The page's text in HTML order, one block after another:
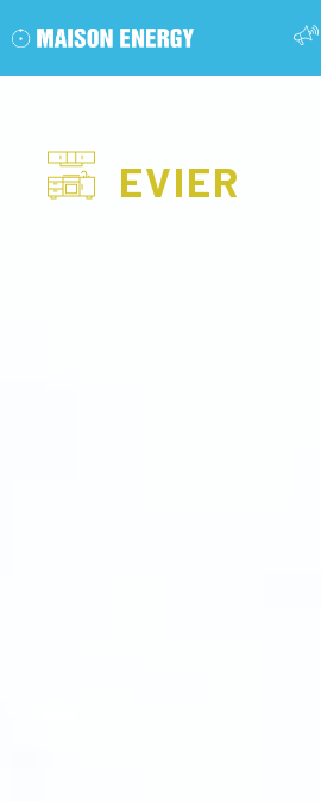
EVIER